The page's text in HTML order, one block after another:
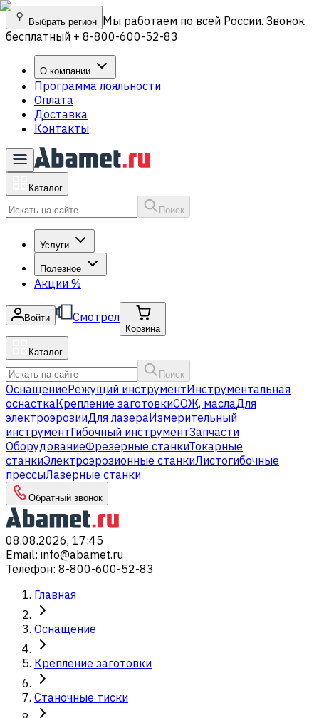
Выбрать регион Мы работаем по всей России. Звонок
бесплатный + 8-800-600-52-83
О компании
Программа лояльности
Оплата
Доставка
Контакты
Каталог
Поиск
Услуги
Полезное
Акции %
Войти Смотрел
Корзина
Каталог
Поиск
ОснащениеРежущий инструментИнструментальная
оснасткаКрепление заготовкиСОЖ, маслаДля
электроэрозииДля лазераИзмерительный
инструментГибочный инструментЗапчасти
ОборудованиеФрезерные станкиТокарные
станкиЭлектроэрозионные станкиЛистогибочные
прессыЛазерные станки
Обратный звонок
08.08.2026, 17:45
Email: info@abamet.ru
Телефон: 8-800-600-52-83
Главная
Оснащение
Крепление заготовки
Станочные тиски